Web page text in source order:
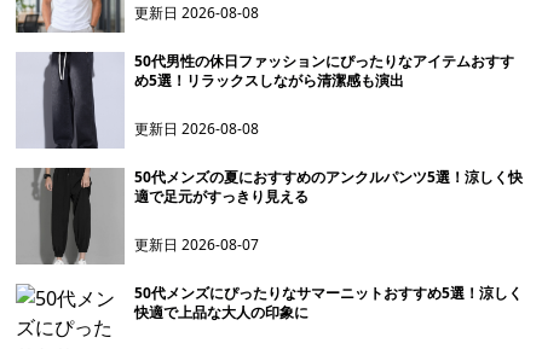
更新日2026-08-08
50代男性の休日ファッションにぴったりなアイテムおすす
め5選！リラックスしながら清潔感も演出
更新日2026-08-08
50代メンズの夏におすすめのアンクルパンツ5選！涼しく快
適で足元がすっきり見える
更新日2026-08-07
50代メンズにぴったりなサマーニットおすすめ5選！涼しく
快適で上品な大人の印象に